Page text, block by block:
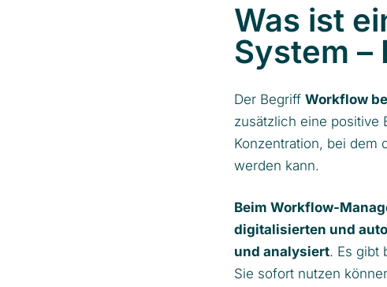
Was ist
System –
Der Begriff Workflow
zusätzlich eine positive
Konzentration, bei dem
werden kann.
Beim Workflow-
digitalisierten und
und analysiert. Es gibt
Sie sofort nutzen